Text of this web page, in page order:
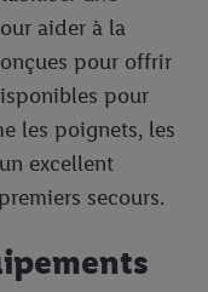
aider à la
pour offrir
pour
les poignets, les
excellent
secours.